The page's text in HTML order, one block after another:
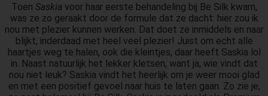
Toen Saskia voor haar eerste behandeling bij Be Silk kwam,
was ze zo geraakt door de formule dat ze dacht: hier zou ik
nou met plezier kunnen werken. Dat doet ze inmiddels en naar
blijkt, inderdaad met heel veel plezier! Juist om echt alle
haartjes weg te halen, ook die kleintjes, daar heeft Saskia lol
in. Naast natuurlijk het lekker kletsen, want ja, wie vindt dat
nou niet leuk? Saskia vindt het heerlijk om je weer mooi glad
en met een positief gevoel naar huis te laten gaan. Zo zie je,